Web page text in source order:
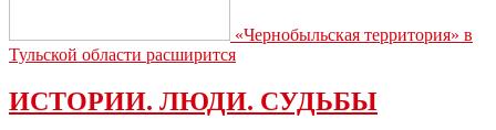
«Чернобыльская территория» в
Тульской области расширится
ИСТОРИИ. ЛЮДИ. СУДЬБЫ